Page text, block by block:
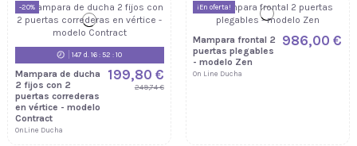
-20%
147d. 16:52:09
Mampara de ducha
2 fijos con 2
puertas correderas
en vértice - modelo
Contract
OnLine Ducha
199,80 €
249,74 €
¡En oferta!
Mampara frontal 2
puertas plegables
- modelo Zen
On Line Ducha
986,00 €